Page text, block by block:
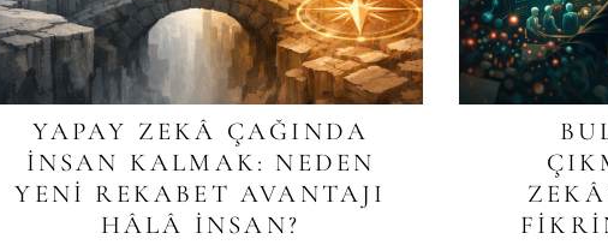
YAPAY ZEKÂ ÇAĞINDA
İNSAN KALMAK: NEDEN
YENI REKABET AVANTAJI
HÂLÂ İNSAN?